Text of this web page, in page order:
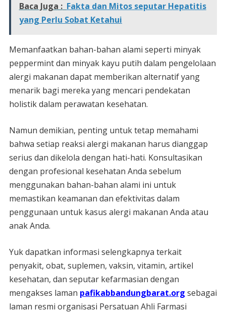
Baca Juga : Fakta dan Mitos seputar Hepatitis
yang Perlu Sobat Ketahui
Memanfaatkan bahan-bahan alami seperti minyak
peppermint dan minyak kayu putih dalam pengelolaan
alergi makanan dapat memberikan alternatif yang
menarik bagi mereka yang mencari pendekatan
holistik dalam perawatan kesehatan.
Namun demikian, penting untuk tetap memahami
bahwa setiap reaksi alergi makanan harus dianggap
serius dan dikelola dengan hati-hati. Konsultasikan
dengan profesional kesehatan Anda sebelum
menggunakan bahan-bahan alami ini untuk
memastikan keamanan dan efektivitas dalam
penggunaan untuk kasus alergi makanan Anda atau
anak Anda.
Yuk dapatkan informasi selengkapnya terkait
penyakit, obat, suplemen, vaksin, vitamin, artikel
kesehatan, dan seputar kefarmasian dengan
mengakses laman pafikabbandungbarat.org sebagai
laman resmi organisasi Persatuan Ahli Farmasi